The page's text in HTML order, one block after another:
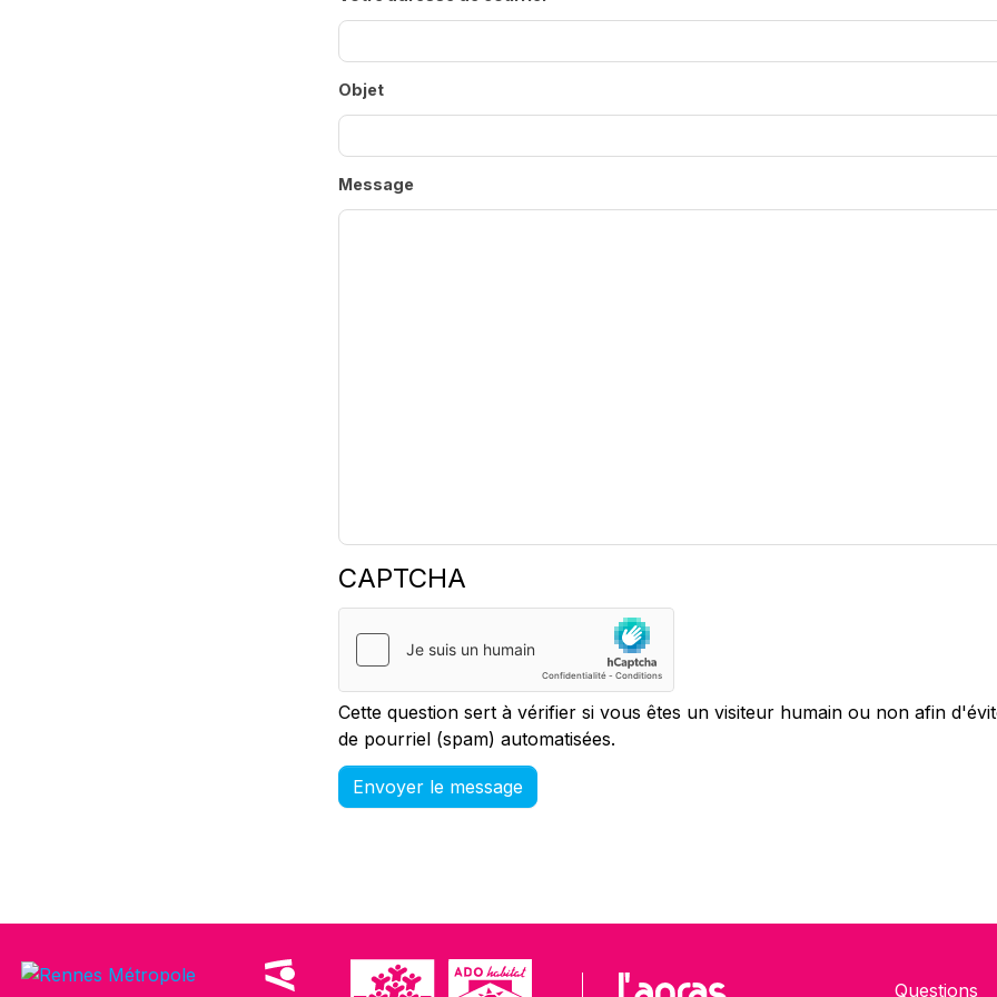
Objet
Message
CAPTCHA
Cette question sert à vérifier si vous êtes un visiteur humain ou non afin
de pourriel (spam) automatisées.
Envoyer le message
Questions